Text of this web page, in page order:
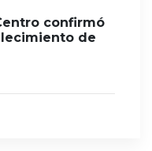
confirmó
de